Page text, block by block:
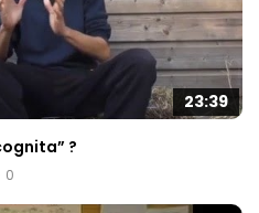
23:39
?
0